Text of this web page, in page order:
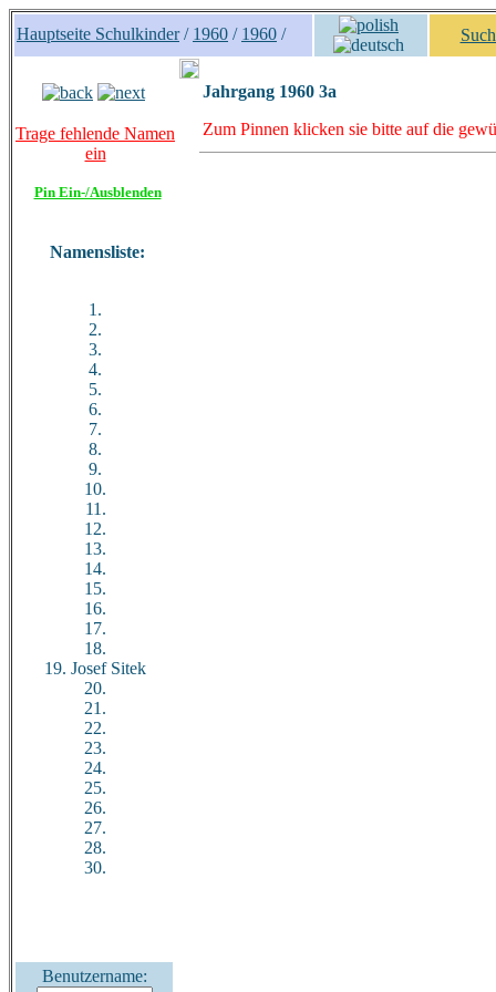
Hauptseite Schulkinder/ 1960 / 1960 /
Trage fehlende Namen
ein
Pin Ein-/Ausblenden
Namensliste:
1.
2.
3.
4.
5.
6.
7.
8.
9.
10.
11.
12.
13.
14.
15.
16.
17.
18.
19. Josef Sitek
20.
21.
22.
23.
24.
25.
26.
27.
28.
30.
Benutzername:
Jahrgang 1960 3a
Zum Pinnen klicken sie bitte auf die